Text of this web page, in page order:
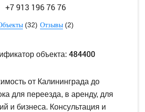
+7 913 196 76 76
(32) Отзывы (2)
объекта: 484400
от Калининграда до
для переезда, в аренду, для
и бизнеса. Консультация и